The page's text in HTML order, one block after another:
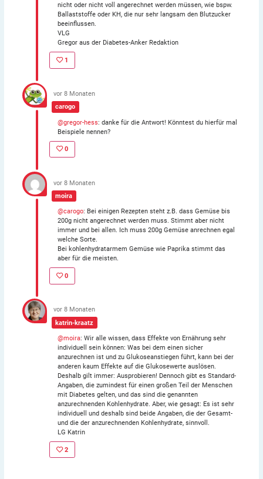
nicht oder nicht voll angerechnet werden müssen, wie bspw.
Ballaststoffe oder KH, die nur sehr langsam den Blutzucker
beeinflussen.
VLG
Gregor aus der Diabetes-Anker Redaktion
1
carogo
vor 8 Monaten
@gregor-hess: danke für die Antwort! Könntest du hierfür mal
Beispiele nennen?
0
moira
vor 8 Monaten
@carogo: Bei einigen Rezepten steht z.B. dass Gemüse bis
200g nicht angerechnet werden muss. Stimmt aber nicht
immer und bei allen. Ich muss 200g Gemüse anrechnen egal
welche Sorte.
Bei kohlenhydratarmem Gemüse wie Paprika stimmt das
aber für die meisten.
0
katrin-kraatz
vor 8 Monaten
@moira: Wir alle wissen, dass Effekte von Ernährung sehr
individuell sein können: Was bei dem einen sicher
anzurechnen ist und zu Glukoseanstiegen führt, kann bei der
anderen kaum Effekte auf die Glukosewerte auslösen.
Deshalb gilt immer: Ausprobieren! Dennoch gibt es Standard-
Angaben, die zumindest für einen großen Teil der Menschen
mit Diabetes gelten, und das sind die genannten
anzurechnenden Kohlenhydrate. Aber, wie gesagt: Es ist sehr
individuell und deshalb sind beide Angaben, die der Gesamt-
und die der anzurechnenden Kohlenhydrate, sinnvoll.
LG Katrin
2